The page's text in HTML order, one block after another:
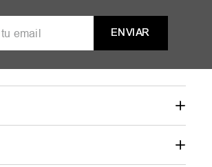
ENVIAR